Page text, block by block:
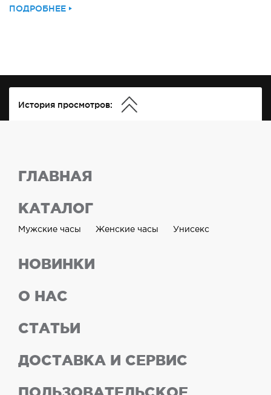
ПОДРОБНЕЕ
История просмотров:
ГЛАВНАЯ
КАТАЛОГ
Мужские часы Женские часы Унисекс
НОВИНКИ
О НАС
СТАТЬИ
ДОСТАВКА И СЕРВИС